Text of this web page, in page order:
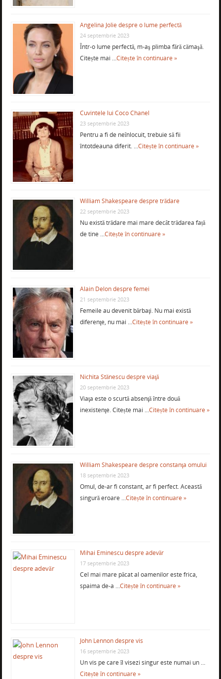
Angelina Jolie despre o lume perfectă
24 septembrie 2023
Într-o lume perfectă, m-aş plimba fără cămaşă.
Citește mai …Citește în continuare »
Cuvintele lui Coco Chanel
23 septembrie 2023
Pentru a fi de neînlocuit, trebuie să fii
întotdeauna diferit. …Citește în continuare »
William Shakespeare despre trădare
22 septembrie 2023
Nu există trădare mai mare decât trădarea față
de tine …Citește în continuare »
Alain Delon despre femei
21 septembrie 2023
Femeile au devenit bărbaţi. Nu mai există
diferenţe, nu mai …Citește în continuare »
Nichita Stănescu despre viaţă
20 septembrie 2023
Viaţa este o scurtă absenţă între două
inexistenţe. Citește mai …Citește în continuare »
William Shakespeare despre constanţa omului
18 septembrie 2023
Omul, de-ar fi constant, ar fi perfect. Această
singură eroare …Citește în continuare »
Mihai Eminescu despre adevăr
17 septembrie 2023
Cel mai mare păcat al oamenilor este frica,
spaima de-a …Citește în continuare »
John Lennon despre vis
16 septembrie 2023
Un vis pe care îl visezi singur este numai un …
Citește în continuare »